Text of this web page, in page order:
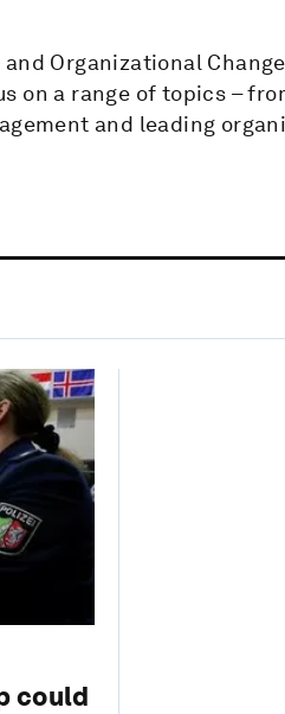
Organizational
on a range of topics –
and leading
could